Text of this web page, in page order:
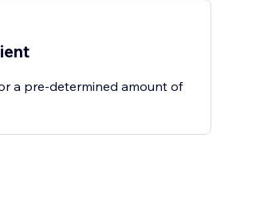
a pre-determined amount of